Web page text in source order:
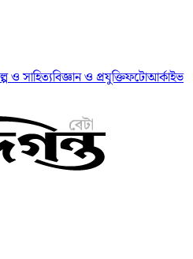
ও সাহিত্যবিজ্ঞান ও প্রযুক্তিফটোআর্কাইভ